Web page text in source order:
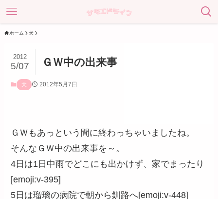
ホーム 犬
ＧＷ中の出来事
2012
5/07
犬 2012年5月7日
ＧＷもあっという間に終わっちゃいましたね。
そんなＧＷ中の出来事を～。
4日は1日中雨でどこにも出かけず、家でまったり
[emoji:v-395]
5日は瑠璃の病院で朝から釧路へ[emoji:v-448]